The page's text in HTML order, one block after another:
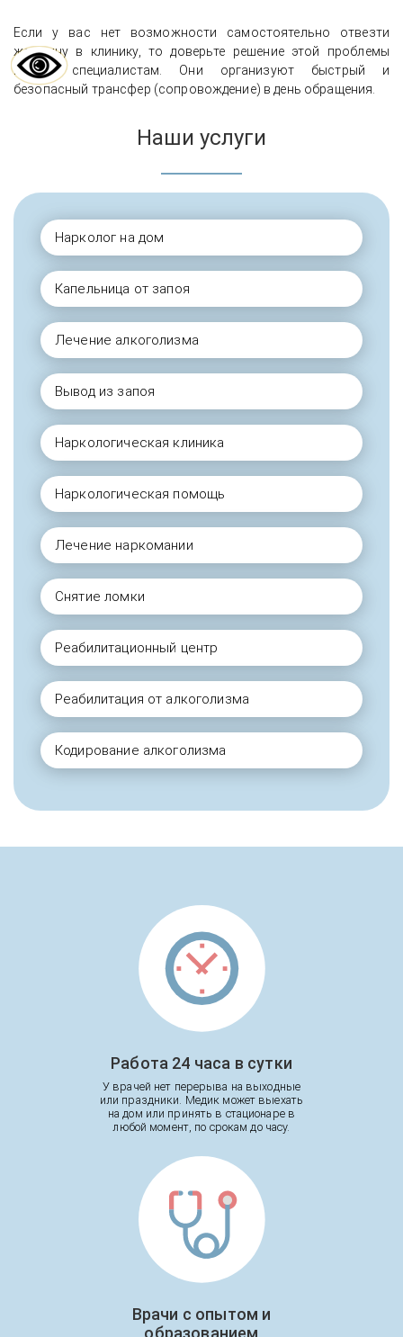
Если у вас нет возможности самостоятельно отвезти
женщину в клинику, то доверьте решение этой проблемы
нашим специалистам. Они организуют быстрый и
безопасный трансфер (сопровождение) в день обращения.
Наши услуги
Нарколог на дом
Капельница от запоя
Лечение алкоголизма
Вывод из запоя
Наркологическая клиника
Наркологическая помощь
Лечение наркомании
Снятие ломки
Реабилитационный центр
Реабилитация от алкоголизма
Кодирование алкоголизма
Работа 24 часа в сутки
У врачей нет перерыва на выходные
или праздники. Медик может выехать
на дом или принять в стационаре в
любой момент, по срокам до часу.
Врачи с опытом и
образованием